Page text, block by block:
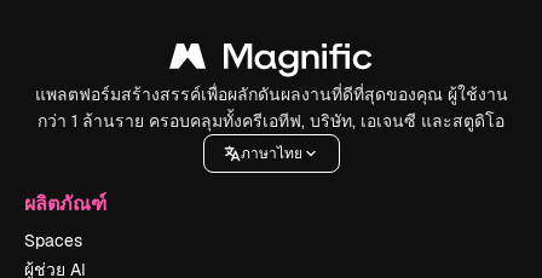
แพลตฟอร์มสร้างสรรค์เพื่อผลักดันผลงานที่ดีที่สุดของคุณ ผู้ใช้งาน
กว่า 1 ล้านราย ครอบคลุมทั้งครีเอทีฟ, บริษัท, เอเจนซี และสตูดิโอ
ภาษาไทย
ผลิตภัณฑ์
Spaces
ผู้ช่วย AI